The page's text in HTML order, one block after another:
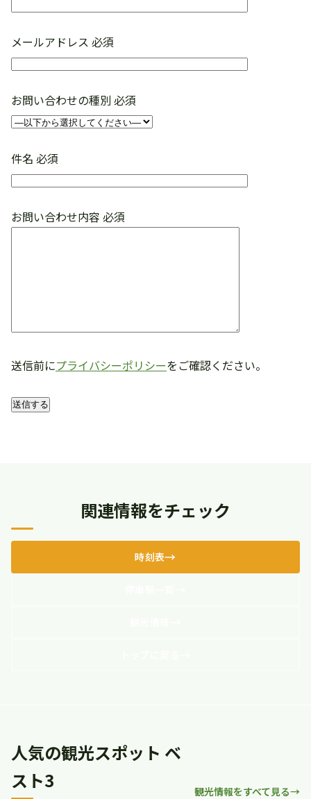
メールアドレス 必須
お問い合わせの種別 必須
件名 必須
お問い合わせ内容 必須
送信前にプライバシーポリシーをご確認ください。
関連情報をチェック
時刻表
人気の観光スポット ベ
スト3
観光情報をすべて見る